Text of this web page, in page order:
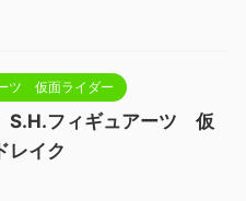
ツ 仮面ライダー
S.H.フィギュアーツ 仮
レイク